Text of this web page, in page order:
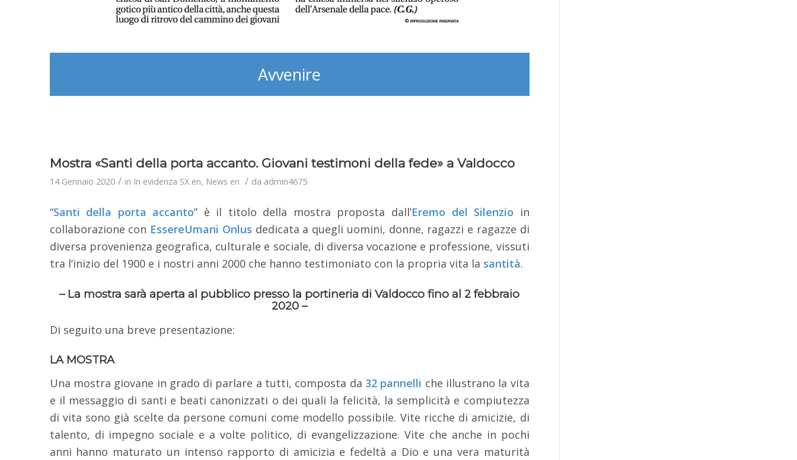
Avvenire
Mostra «Santi della porta accanto. Giovani testimoni della fede» a Valdocco
14 Gennaio 2020 / in In evidenza SX en, News en / da admin4675
“Santi della porta accanto” è il titolo della mostra proposta dall’Eremo del Silenzio in
collaborazione con EssereUmani Onlus dedicata a quegli uomini, donne, ragazzi e ragazze di
diversa provenienza geografica, culturale e sociale, di diversa vocazione e professione, vissuti
tra l’inizio del 1900 e i nostri anni 2000 che hanno testimoniato con la propria vita la santità.
– La mostra sarà aperta al pubblico presso la portineria di Valdocco fino al2 febbraio
2020–
Di seguito una breve presentazione:
LA MOSTRA
Una mostra giovane in grado di parlare a tutti, composta da 32 pannelli che illustrano la vita
e il messaggio di santi e beati canonizzati o dei quali la felicità, la semplicità e compiutezza
di vita sono già scelte da persone comuni come modello possibile. Vite ricche di amicizie, di
talento, di impegno sociale e a volte politico, di evangelizzazione. Vite che anche in pochi
anni hanno maturato un intenso rapporto di amicizia e fedeltà a Dio e una vera maturità